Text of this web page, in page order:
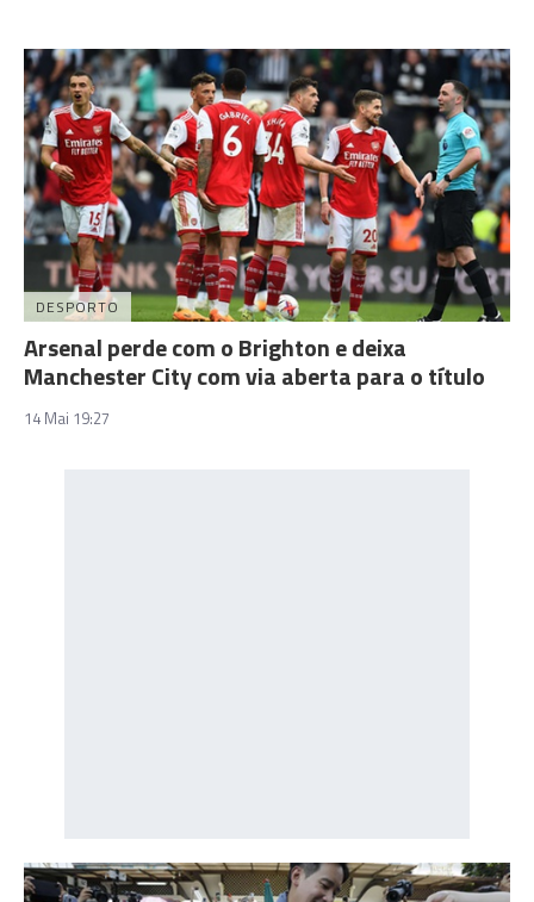
DESPORTO
Arsenal perde com o Brighton e deixa
Manchester City com via aberta para o título
14 Mai 19:27